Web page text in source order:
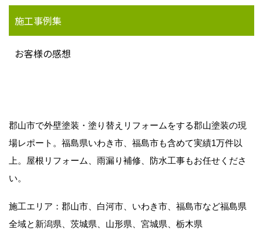
施工事例集
お客様の感想
郡山市で外壁塗装・塗り替えリフォームをする郡山塗装の現
場レポート。福島県いわき市、福島市も含めて実績1万件以
上。屋根リフォーム、雨漏り補修、防水工事もお任せくださ
い。
施工エリア：郡山市、白河市、いわき市、福島市など福島県
全域と新潟県、茨城県、山形県、宮城県、栃木県